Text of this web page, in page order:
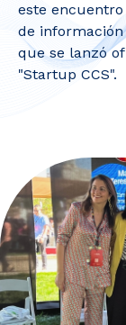
Comités de
Eventos
CAM Santiago
Unidades de
este
de
que se lanzó
"Startup CCS".